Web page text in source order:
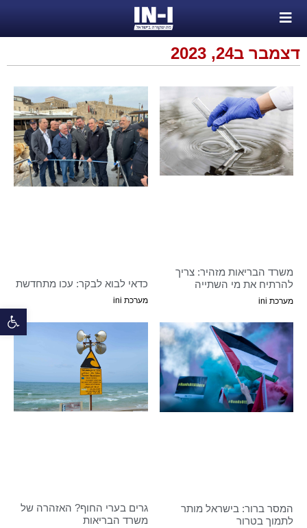
דצמבר ב24, 2023
משרד הבריאות מזהיר: צריך
להרתיח את מי השתייה
מערכת ini
כדאי לבוא לבקר: עכו מתחדשת
מערכת ini
המסר ברור: בישראל מותר
לתמוך בטרור
גרים בערי החוף? האזהרה של
משרד הבריאות